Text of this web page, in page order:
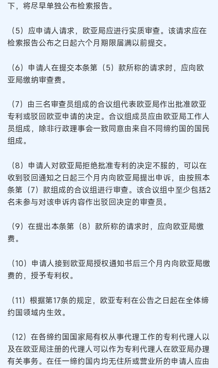
下，将尽早单独公布检索报告。
（5）应申请人请求，欧亚局应进行实质审查。该请求应在
检索报告公布之日起六个月期限届满以前提交。
（6）申请人在提交本条第（5）款所称的请求时，应向欧
亚局缴纳审查费。
（7）由三名审查员组成的合议组代表欧亚局作出批准欧亚
专利或驳回欧亚申请的决定。合议组成员应由欧亚局工作人
员组成，除非行政理事会一致同意由来自不同缔约国的国民
组成。
（8）申请人对欧亚局拒绝批准专利的决定不服的，可以在
收到驳回通知之日起三个月内向欧亚局提出申诉，由按照本
条第（7）款组成的合议组进行审查。该合议组中至少包括2
名未参与对该申诉内容作出驳回决定的审查员。
（9）在提出本条第（8）款所称的请求时，应向欧亚局缴
费。
（10）申请人接到欧亚局授权通知书后三个月内向欧亚局缴
费的，授予专利权。
（11）根据第17条的规定，欧亚专利在公告之日起在全体缔
约国领域内生效。
（12）在各缔约国国家局有权从事代理工作的专利代理人以
及在欧亚局注册的代理人可以作为专利代理人在欧亚局办理
有关事务。在任一缔约国内均无住所或营业所的申请人应由